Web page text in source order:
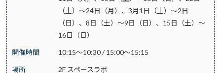
（土）～24日（月）、3月1日（土）～2日
（日）、8日（土）～9日（日）、15日（土）～
16日（日）
開催時間 10:15～10:30 / 15:00～15:15
場所 2F スペースラボ